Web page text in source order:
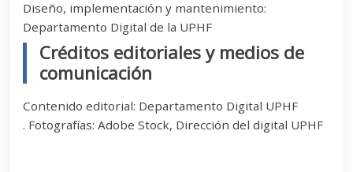
Diseño, implementación y mantenimiento:
Departamento Digital de la UPHF
Créditos editoriales y medios de
comunicación
Contenido editorial: Departamento Digital UPHF
. Fotografías: Adobe Stock, Dirección del digital UPHF